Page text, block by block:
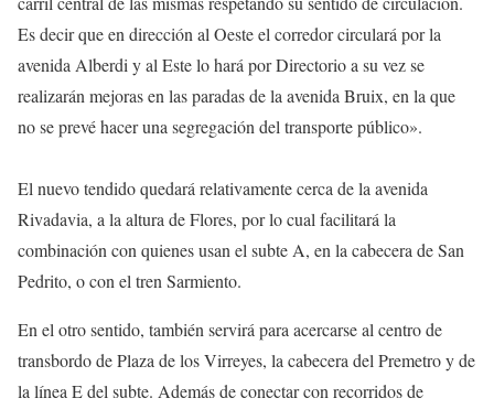
Es decir que en dirección al Oeste el corredor circulará por la
avenida Alberdi y al Este lo hará por Directorio a su vez se
realizarán mejoras en las paradas de la avenida Bruix, en la que
no se prevé hacer una segregación del transporte público».
El nuevo tendido quedará relativamente cerca de la avenida
Rivadavia, a la altura de Flores, por lo cual facilitará la
combinación con quienes usan el subte A, en la cabecera de San
Pedrito, o con el tren Sarmiento.
En el otro sentido, también servirá para acercarse al centro de
transbordo de Plaza de los Virreyes, la cabecera del Premetro y de
la línea E del subte. Además de conectar con recorridos de